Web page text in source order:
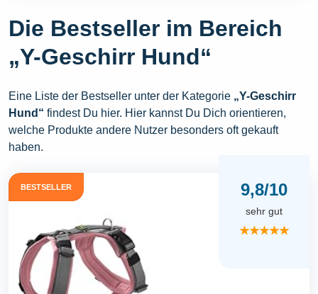
Die Bestseller im Bereich
„Y-Geschirr Hund“
Eine Liste der Bestseller unter der Kategorie „Y-Geschirr
Hund“ findest Du hier. Hier kannst Du Dich orientieren,
welche Produkte andere Nutzer besonders oft gekauft
haben.
BESTSELLER 9,8/10
sehr gut
★★★★★